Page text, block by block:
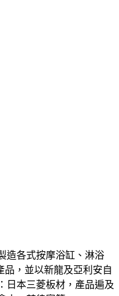
造各式按摩浴缸、淋浴
品，並以新龍及亞利安自
日本三菱板材，產品遍及